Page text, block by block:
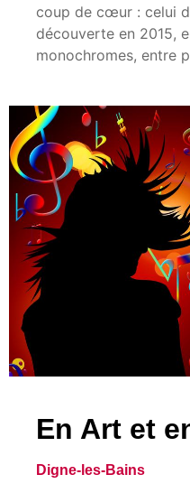
coup de cœur : celui
découverte en 2015,
monochromes, entre
En Art et
Digne-les-Bains